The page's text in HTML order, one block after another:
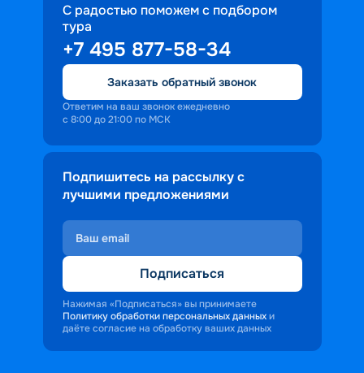
С радостью поможем с подбором
тура
+7 495 877-58-34
Заказать обратный звонок
Ответим на ваш звонок ежедневно
с 8:00 до 21:00 по МСК
Подпишитесь на рассылку с
лучшими предложениями
Подписаться
Нажимая «Подписаться» вы принимаете
Политику обработки персональных данных и
даёте согласие на обработку ваших данных